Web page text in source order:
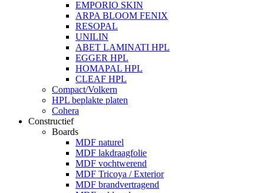
EMPORIO SKIN
ARPA BLOOM FENIX
RESOPAL
UNILIN
ABET LAMINATI HPL
EGGER HPL
HOMAPAL HPL
CLEAF HPL
Compact/Volkern
HPL beplakte platen
Cohera
Constructief
Boards
MDF naturel
MDF lakdraagfolie
MDF vochtwerend
MDF Tricoya / Exterior
MDF brandvertragend